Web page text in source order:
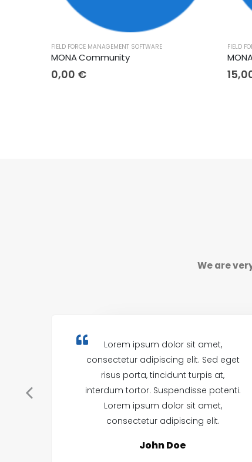
FIELD FORCE MANAGEMENT SOFTWARE
MONA Community
0,00 €
FIELD
We are
Lorem ipsum dolor sit amet,
consectetur adipiscing elit. Sed eget
risus porta, tincidunt turpis at,
interdum tortor. Suspendisse potenti.
Lorem ipsum dolor sit amet,
consectetur adipiscing elit.
John Doe